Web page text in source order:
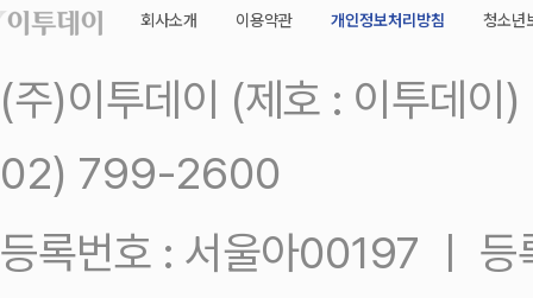
회사소개 이용약관 개인정보처리방침 청소년
(주)이투데이 (제호 : 이투데
02) 799-2600
등록번호 : 서울아00197 ㅣ